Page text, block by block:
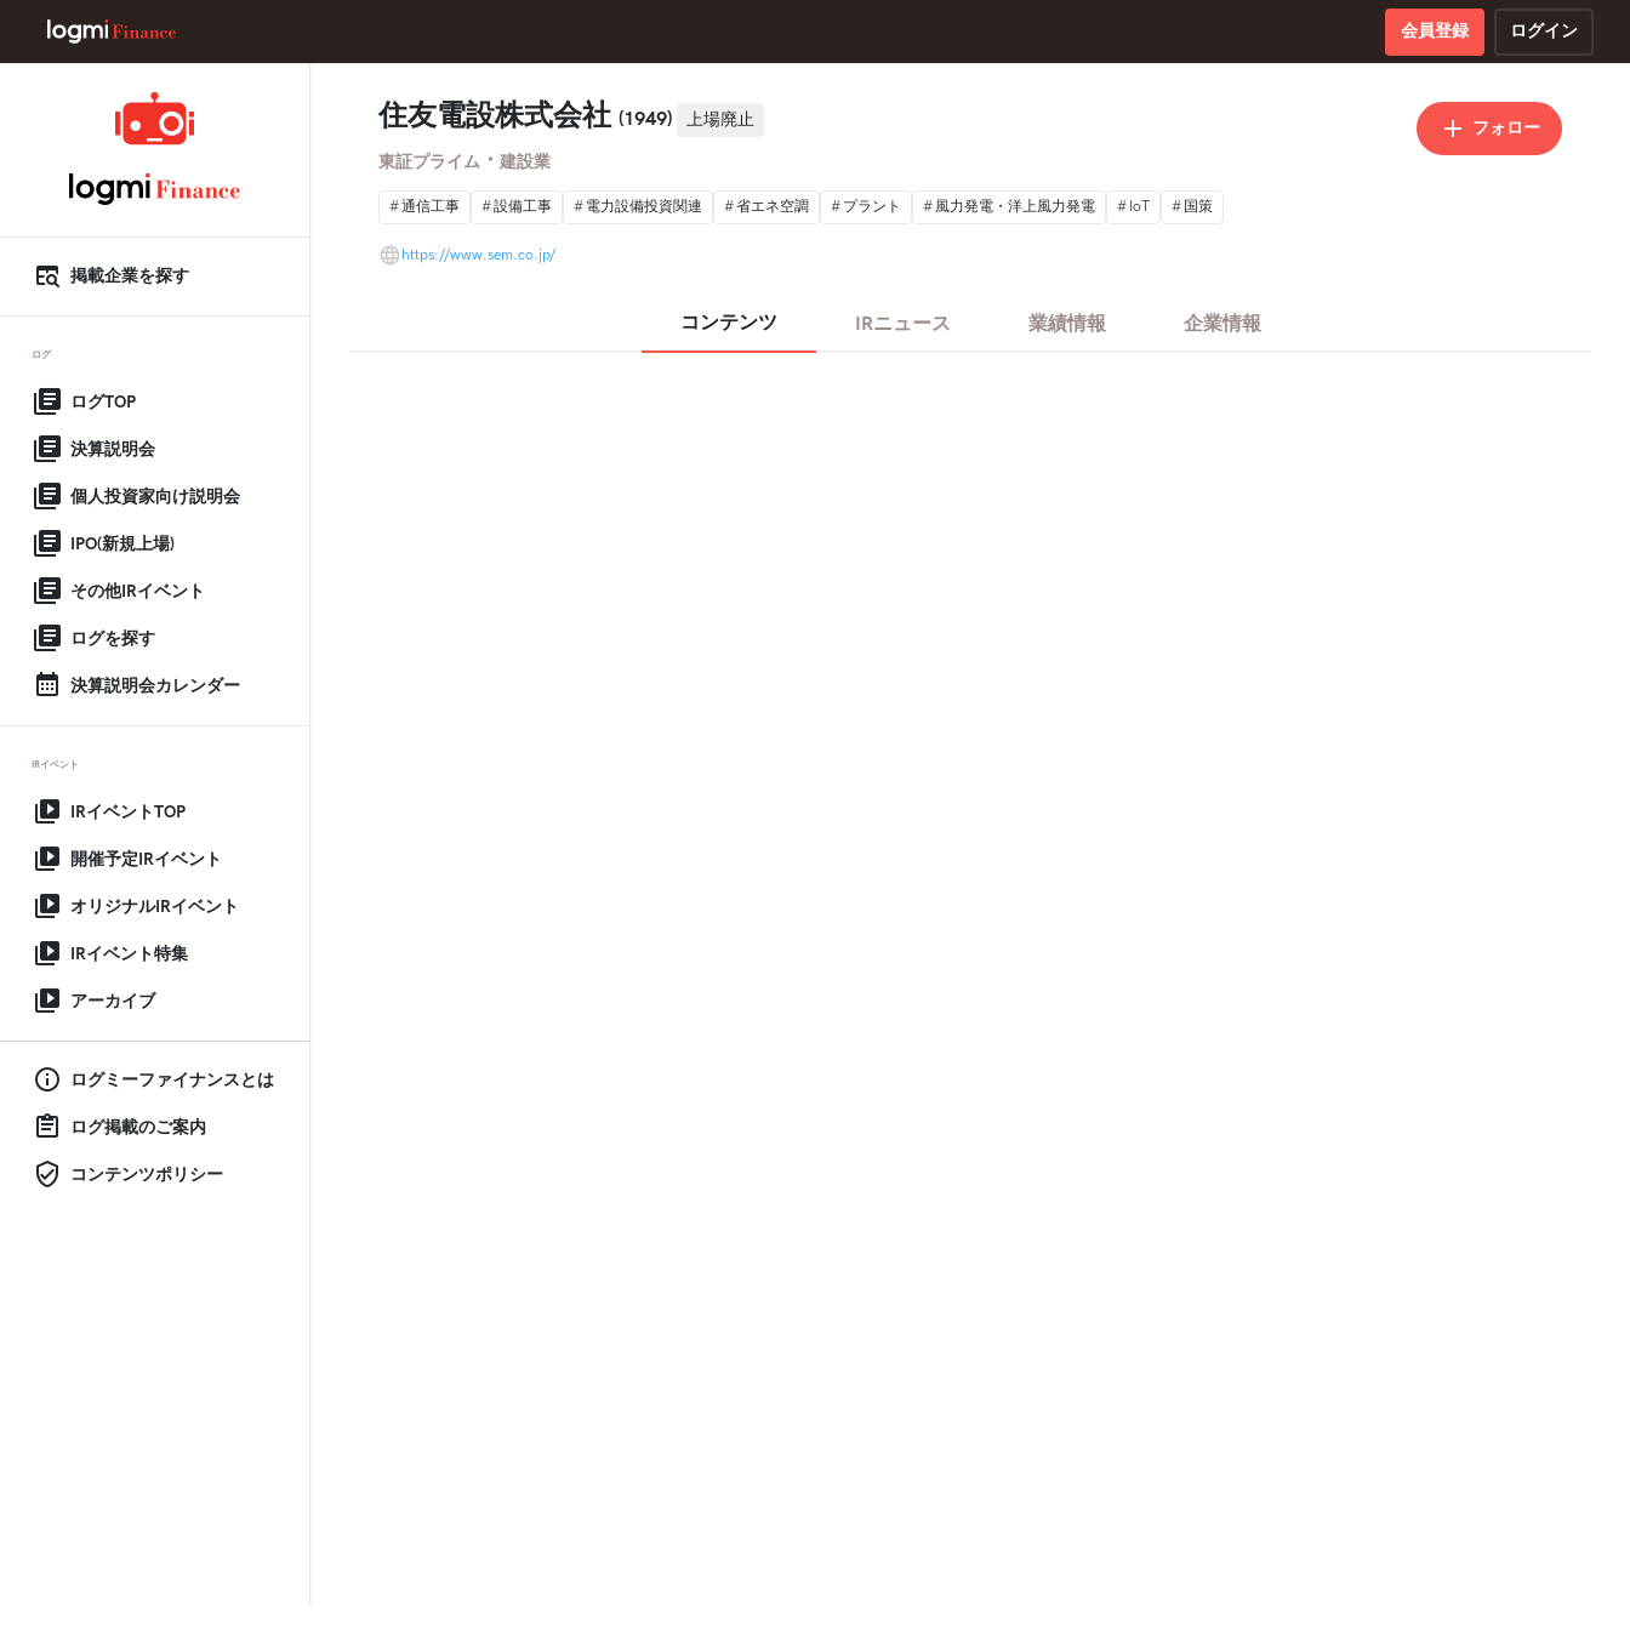
会員登録 ログイン
掲載企業を探す
ログ
ログTOP
決算説明会
個人投資家向け説明会
IPO(新規上場)
その他IRイベント
ログを探す
決算説明会カレンダー
IRイベント
IRイベントTOP
開催予定IRイベント
オリジナルIRイベント
IRイベント特集
アーカイブ
ログミーファイナンスとは
ログ掲載のご案内
コンテンツポリシー
住友電設株式会社 (1949) 上場廃止
東証プライム ・ 建設業
フォロー
通信工事 設備工事 電力設備投資関連 省エネ空調 プラント 風力発電・洋上風力発電 IoT 国策
https://www.sem.co.jp/
コンテンツ IRニュース 業績情報 企業情報